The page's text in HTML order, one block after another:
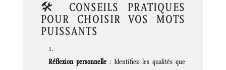
🛠️ CONSEILS PRATIQUES
POUR CHOISIR VOS MOTS
PUISSANTS
Réflexion personnelle: Identifiez les qualités que